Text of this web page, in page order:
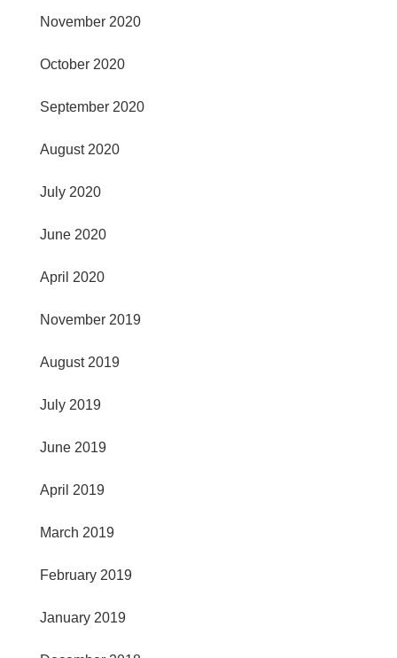
November 2020
October 2020
September 2020
August 2020
July 2020
June 2020
April 2020
November 2019
August 2019
July 2019
June 2019
April 2019
March 2019
February 2019
January 2019